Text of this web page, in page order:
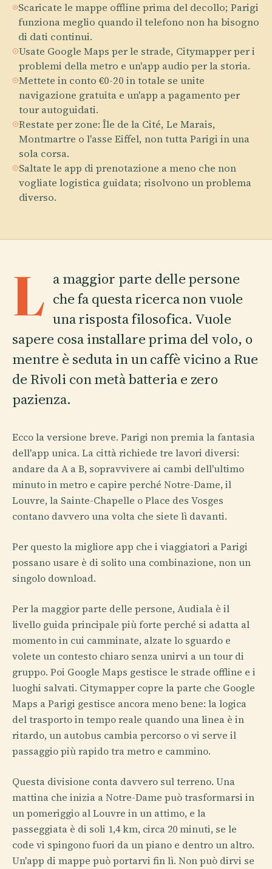
Scaricate le mappe offline prima del decollo; Parigi
funziona meglio quando il telefono non ha bisogno
di dati continui.
Usate Google Maps per le strade, Citymapper per i
problemi della metro e un'app audio per la storia.
Mettete in conto €0-20 in totale se unite
navigazione gratuita e un'app a pagamento per
tour autoguidati.
Restate per zone: Île de la Cité, Le Marais,
Montmartre o l'asse Eiffel, non tutta Parigi in una
sola corsa.
Saltate le app di prenotazione a meno che non
vogliate logistica guidata; risolvono un problema
diverso.
L a maggior parte delle persone
che fa questa ricerca non vuole
una risposta filosofica. Vuole
sapere cosa installare prima del volo, o
mentre è seduta in un caffè vicino a Rue
de Rivoli con metà batteria e zero
pazienza.
Ecco la versione breve. Parigi non premia la fantasia
dell'app unica. La città richiede tre lavori diversi:
andare da A a B, sopravvivere ai cambi dell'ultimo
minuto in metro e capire perché Notre-Dame, il
Louvre, la Sainte-Chapelle o Place des Vosges
contano davvero una volta che siete lì davanti.
Per questo la migliore app che i viaggiatori a Parigi
possano usare è di solito una combinazione, non un
singolo download.
Per la maggior parte delle persone, Audiala è il
livello guida principale più forte perché si adatta al
momento in cui camminate, alzate lo sguardo e
volete un contesto chiaro senza unirvi a un tour di
gruppo. Poi Google Maps gestisce le strade offline e i
luoghi salvati. Citymapper copre la parte che Google
Maps a Parigi gestisce ancora meno bene: la logica
del trasporto in tempo reale quando una linea è in
ritardo, un autobus cambia percorso o vi serve il
passaggio più rapido tra metro e cammino.
Questa divisione conta davvero sul terreno. Una
mattina che inizia a Notre-Dame può trasformarsi in
un pomeriggio al Louvre in un attimo, e la
passeggiata è di soli 1,4 km, circa 20 minuti, se le
code vi spingono fuori da un piano e dentro un altro.
Un'app di mappe può portarvi fin lì. Non può dirvi se